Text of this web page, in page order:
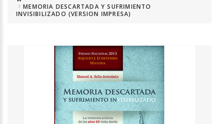
MEMORIA DESCARTADA Y SUFRIMIENTO
INVISIBILIZADO (VERSION IMPRESA)